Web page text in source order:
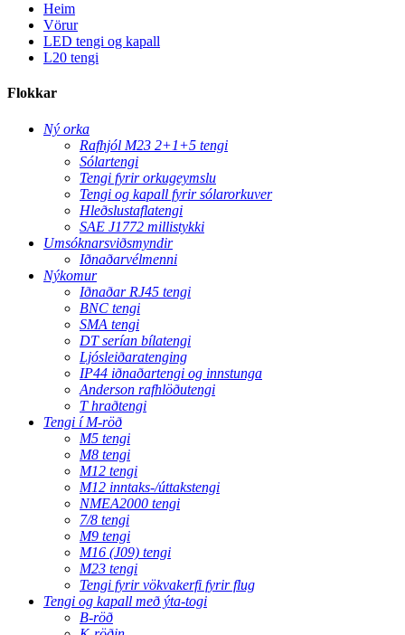
Heim
Vörur
LED tengi og kapall
L20 tengi
Flokkar
Ný orka
Rafhjól M23 2+1+5 tengi
Sólartengi
Tengi fyrir orkugeymslu
Tengi og kapall fyrir sólarorkuver
Hleðslustaflatengi
SAE J1772 millistykki
Umsóknarsviðsmyndir
Iðnaðarvélmenni
Nýkomur
Iðnaðar RJ45 tengi
BNC tengi
SMA tengi
DT serían bílatengi
Ljósleiðaratenging
IP44 iðnaðartengi og innstunga
Anderson rafhlöðutengi
T hraðtengi
Tengi í M-röð
M5 tengi
M8 tengi
M12 tengi
M12 inntaks-/úttakstengi
NMEA2000 tengi
7/8 tengi
M9 tengi
M16 (J09) tengi
M23 tengi
Tengi fyrir vökvakerfi fyrir flug
Tengi og kapall með ýta-togi
B-röð